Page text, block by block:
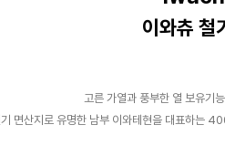
이와츄 철
고른 가열과 풍부한 열 보유기
면산지로 유명한 남부 이와테현을 대표하는